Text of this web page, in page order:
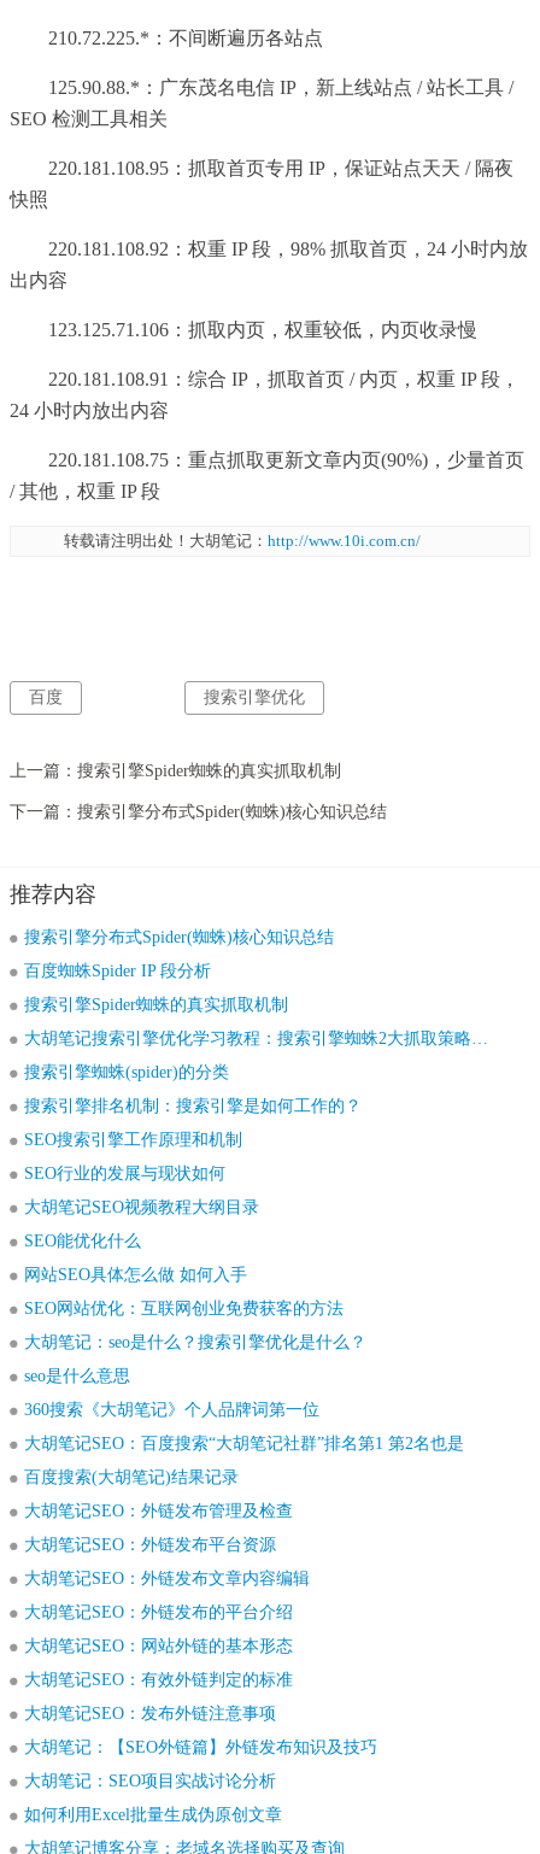
210.72.225.*：不间断遍历各站点
125.90.88.*：广东茂名电信 IP，新上线站点 / 站长工具 /
SEO 检测工具相关
220.181.108.95：抓取首页专用 IP，保证站点天天 / 隔夜
快照
220.181.108.92：权重 IP 段，98% 抓取首页，24 小时内放
出内容
123.125.71.106：抓取内页，权重较低，内页收录慢
220.181.108.91：综合 IP，抓取首页 / 内页，权重 IP 段，
24 小时内放出内容
220.181.108.75：重点抓取更新文章内页(90%)，少量首页
/ 其他，权重 IP 段
转载请注明出处！大胡笔记： http://www.10i.com.cn/
百度 搜索引擎优化
上一篇： 搜索引擎Spider蜘蛛的真实抓取机制
下一篇： 搜索引擎分布式Spider(蜘蛛)核心知识总结
推荐内容
搜索引擎分布式Spider(蜘蛛)核心知识总结
百度蜘蛛Spider IP 段分析
搜索引擎Spider蜘蛛的真实抓取机制
大胡笔记搜索引擎优化学习教程：搜索引擎蜘蛛2大抓取策略详解
搜索引擎蜘蛛(spider)的分类
搜索引擎排名机制：搜索引擎是如何工作的？
SEO搜索引擎工作原理和机制
SEO行业的发展与现状如何
大胡笔记SEO视频教程大纲目录
SEO能优化什么
网站SEO具体怎么做 如何入手
SEO网站优化：互联网创业免费获客的方法
大胡笔记：seo是什么？搜索引擎优化是什么？
seo是什么意思
360搜索《大胡笔记》个人品牌词第一位
大胡笔记SEO：百度搜索“大胡笔记社群”排名第1 第2名也是
百度搜索(大胡笔记)结果记录
大胡笔记SEO：外链发布管理及检查
大胡笔记SEO：外链发布平台资源
大胡笔记SEO：外链发布文章内容编辑
大胡笔记SEO：外链发布的平台介绍
大胡笔记SEO：网站外链的基本形态
大胡笔记SEO：有效外链判定的标准
大胡笔记SEO：发布外链注意事项
大胡笔记：【SEO外链篇】外链发布知识及技巧
大胡笔记：SEO项目实战讨论分析
如何利用Excel批量生成伪原创文章
大胡笔记博客分享：老域名选择购买及查询